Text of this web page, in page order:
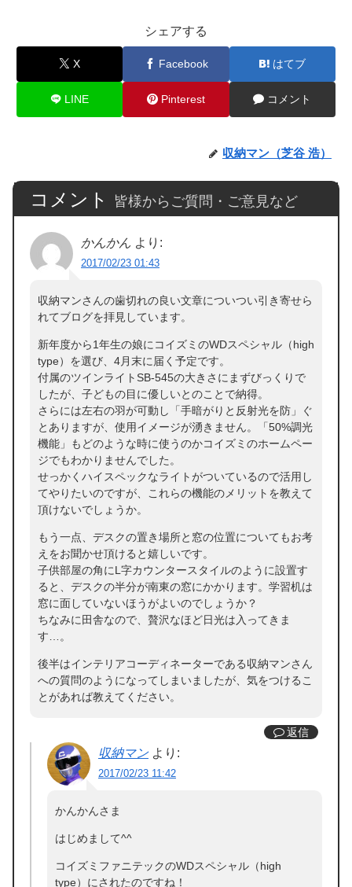
シェアする
X Facebook はてブ
LINE Pinterest コメント
収納マン（芝谷 浩）
コメント 皆様からご質問・ご意見など
かんかん より:
2017/02/23 01:43
収納マンさんの歯切れの良い文章についつい引き寄せら
れてブログを拝見しています。
新年度から1年生の娘にコイズミのWDスペシャル（high
type）を選び、4月末に届く予定です。
付属のツインライトSB-545の大きさにまずびっくりで
したが、子どもの目に優しいとのことで納得。
さらには左右の羽が可動し「手暗がりと反射光を防」ぐ
とありますが、使用イメージが湧きません。「50%調光
機能」もどのような時に使うのかコイズミのホームペー
ジでもわかりませんでした。
せっかくハイスペックなライトがついているので活用し
てやりたいのですが、これらの機能のメリットを教えて
頂けないでしょうか。
もう一点、デスクの置き場所と窓の位置についてもお考
えをお聞かせ頂けると嬉しいです。
子供部屋の角にL字カウンタースタイルのように設置す
ると、デスクの半分が南東の窓にかかります。学習机は
窓に面していないほうがよいのでしょうか？
ちなみに田舎なので、贅沢なほど日光は入ってきま
す…。
後半はインテリアコーディネーターである収納マンさん
への質問のようになってしまいましたが、気をつけるこ
とがあれば教えてください。
返信
収納マン より:
2017/02/23 11:42
かんかんさま
はじめまして^^
コイズミファニテックのWDスペシャル（high
type）にされたのですね！